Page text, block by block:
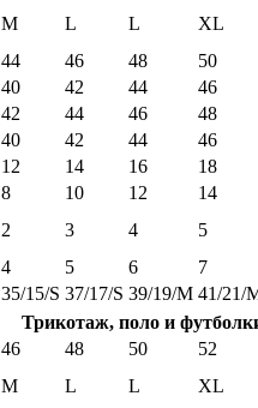
M L L
XL
44 46 48
50
40 42 44
46
42 44 46
48
40 42 44
46
12 14 16
18
8 10 12
14
2 3 4
5
4 5 6
7
35/15/S 37/17/S 39/19/M 41/21/
Трикотаж, поло и
46 48 50
52
M L L
XL